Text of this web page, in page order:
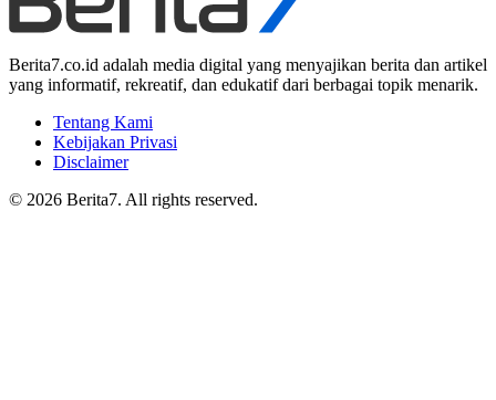
Berita7.co.id adalah media digital yang menyajikan berita dan artikel
yang informatif, rekreatif, dan edukatif dari berbagai topik menarik.
Tentang Kami
Kebijakan Privasi
Disclaimer
© 2026 Berita7. All rights reserved.